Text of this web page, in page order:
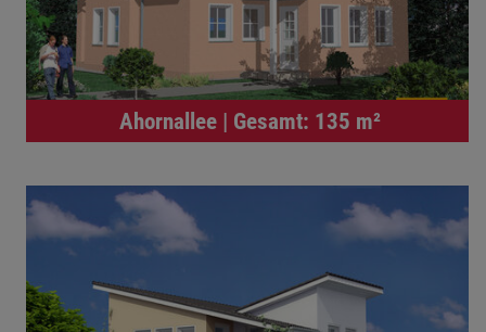
Ahornallee | Gesamt: 135 m²